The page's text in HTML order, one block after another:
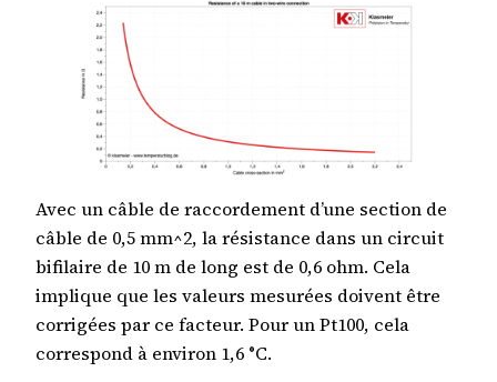
Avec un câble de raccordement d’une section de
câble de 0,5 mm^2, la résistance dans un circuit
bifilaire de 10 m de long est de 0,6 ohm. Cela
implique que les valeurs mesurées doivent être
corrigées par ce facteur. Pour un Pt100, cela
correspond à environ 1,6 °C.